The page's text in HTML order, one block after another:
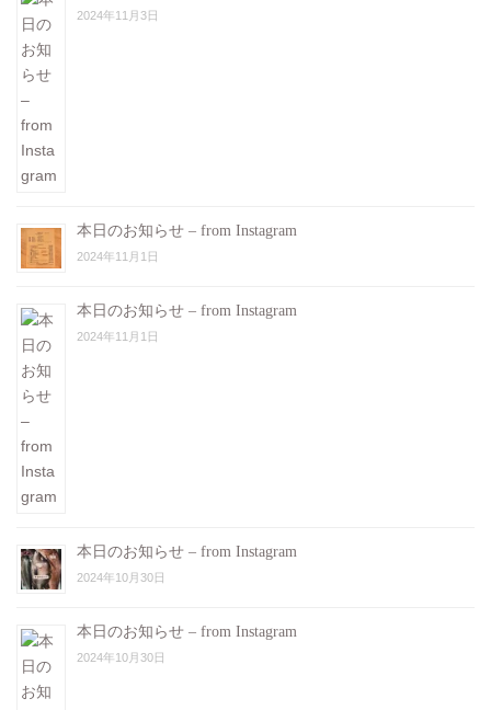
2024年11月3日
本日のお知らせ – from Instagram
2024年11月1日
本日のお知らせ – from Instagram
2024年11月1日
本日のお知らせ – from Instagram
2024年10月30日
本日のお知らせ – from Instagram
2024年10月30日